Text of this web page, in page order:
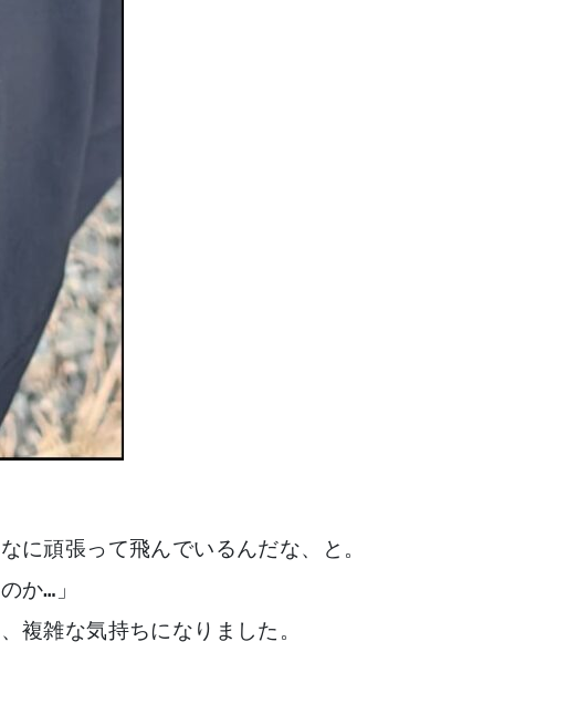
に頑張って飛んでいるんだな、と。
か…」
複雑な気持ちになりました。